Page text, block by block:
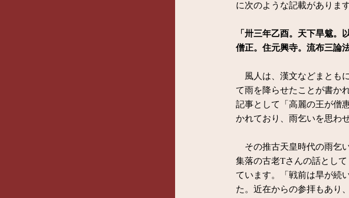
に次のような記載がありま
「卅三年乙酉。天下旱魃。
僧正。住元興寺。流布三論法
風人は、漢文などまとも
て雨を降らせたことが書か
記事として「高麗の王が僧
かれており、雨乞いを思わ
その推古天皇時代の雨乞
集落の古老Tさんの話とし
ています。「戦前は旱が続
た。近在からの参拝もあり